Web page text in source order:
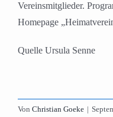
Vereinsmitglieder.
Homepage
Quelle Ursula Senne
Von Christian Goeke |